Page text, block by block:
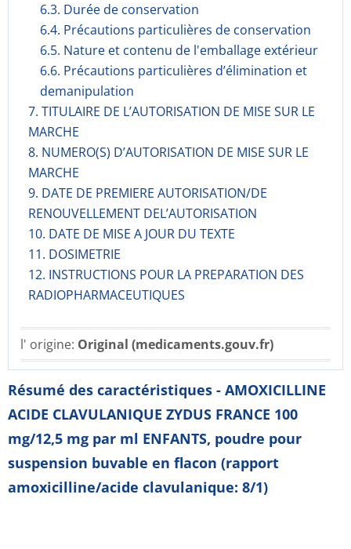
6.3. Durée de conservation
6.4. Précautions particulières de conservation
6.5. Nature et contenu de l'emballage extérieur
6.6. Précautions particulières d’élimination et
demanipulation
7. TITULAIRE DE L’AUTORISATION DE MISE SUR LE
MARCHE
8. NUMERO(S) D’AUTORISATION DE MISE SUR LE
MARCHE
9. DATE DE PREMIERE AUTORISATION/DE
RENOUVELLEMENT DEL’AUTORISATION
10. DATE DE MISE A JOUR DU TEXTE
11. DOSIMETRIE
12. INSTRUCTIONS POUR LA PREPARATION DES
RADIOPHARMACE­UTIQUES
l' origine: Original (medicaments.gouv.fr)
Résumé des caractéristiques - AMOXICILLINE
ACIDE CLAVULANIQUE ZYDUS FRANCE 100
mg/12,5 mg par ml ENFANTS, poudre pour
suspension buvable en flacon (rapport
amoxicilline/acide clavulanique: 8/1)